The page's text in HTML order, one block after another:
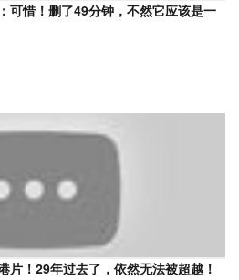
可惜！删了49分钟，不然它应该是一
片！29年过去了，依然无法被超越！